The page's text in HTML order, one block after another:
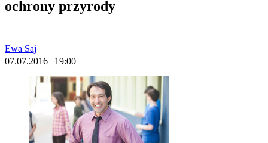
ochrony przyrody
Ewa Saj
07.07.2016 | 19:00